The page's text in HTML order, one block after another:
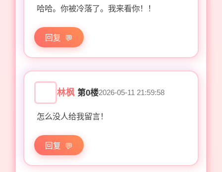
哈哈。你被冷落了。我来看你！！
回复
林枫 第0楼2026-05-11 21:59:58
怎么没人给我留言！
回复